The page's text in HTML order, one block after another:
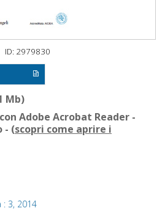
ID: 2979830
Mb)
Adobe Acrobat Reader -
- (scopri come aprire i
3, 2014